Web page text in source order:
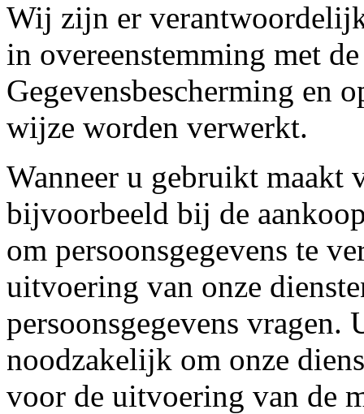
Wij zijn er
in overeenstemming met
Gegevensbescherming en
wijze worden verwerkt.
Wanneer u gebruikt maakt
bijvoorbeeld bij de
om persoonsgegevens te
uitvoering van onze
persoonsgegevens vragen.
noodzakelijk om onze
voor de uitvoering van de